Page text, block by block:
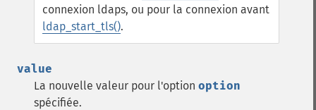
connexion ldaps, ou pour la connexion avant
ldap_start_tls().
value
La nouvelle valeur pour l'option option
spécifiée.